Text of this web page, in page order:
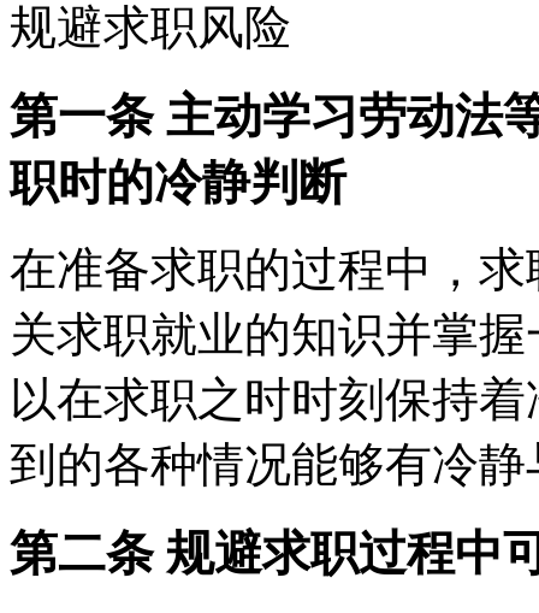
规避求职风险
第一条 主动学习劳动法
职时的冷静判断
在准备求职的过程中，
关求职就业的知识并掌
以在求职之时时刻保持
到的各种情况能够有冷
第二条 规避求职过程中